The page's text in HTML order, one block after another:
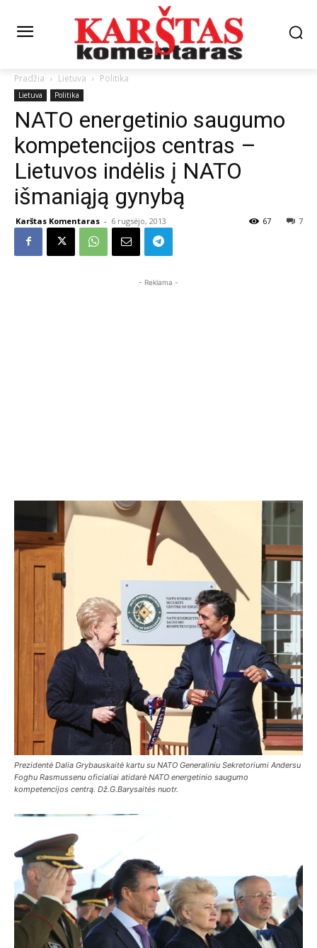
Pradžia Lietuva Politika
Lietuva Politika
NATO energetinio saugumo
kompetencijos centras –
Lietuvos indėlis į NATO
išmaniąją gynybą
Karštas Komentaras - 6 rugsėjo, 2013 7
67
- Reklama -
Prezidentė Dalia Grybauskaitė kartu su NATO Generaliniu Sekretoriumi Andersu
Foghu Rasmussenu oficialiai atidarė NATO energetinio saugumo
kompetencijos centrą. Dž.G.Barysaitės nuotr.